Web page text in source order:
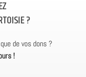
?
de vos dons ?
!